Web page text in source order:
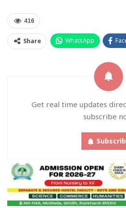
416
Share WhatsApp
Get real time updates
subscribe